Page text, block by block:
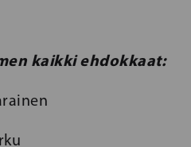
kaikki ehdokkaat: